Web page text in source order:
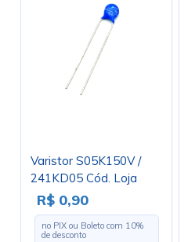
Varistor S05K150V /
241KD05 Cód. Loja
2826
R$ 0,90
no PIX ou Boleto com 10%
de desconto